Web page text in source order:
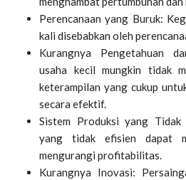
Perencanaan yang Buruk:
kali disebabkan oleh
Kurangnya Pengetahuan
usaha kecil mungkin tidak
keterampilan yang cukup
secara efektif.
Sistem Produksi yang
yang tidak efisien dapat
mengurangi profitabilitas.
Kurangnya Inovasi: